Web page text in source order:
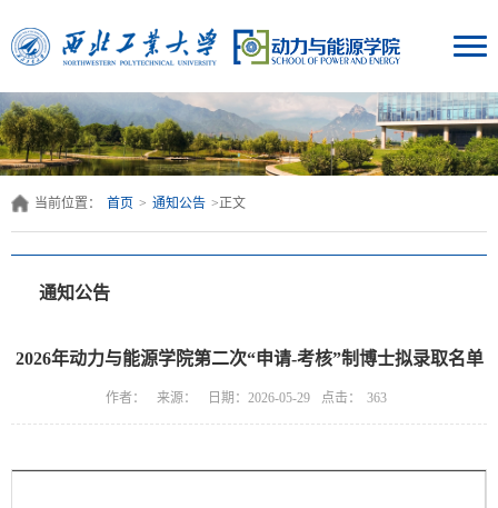
当前位置： 首页 > 通知公告 >正文
通知公告
2026年动力与能源学院第二次“申请-考核”制博士拟录取名单
作者： 来源： 日期：2026-05-29 点击： 363